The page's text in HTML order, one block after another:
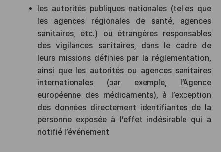
les autorités publiques nationales (telles que
les agences régionales de santé, agences
sanitaires, etc.) ou étrangères responsables
des vigilances sanitaires, dans le cadre de
leurs missions définies par la réglementation,
ainsi que les autorités ou agences sanitaires
internationales (par exemple, l’Agence
européenne des médicaments), à l’exception
des données directement identifiantes de la
personne exposée à l’effet indésirable qui a
notifié l’événement.